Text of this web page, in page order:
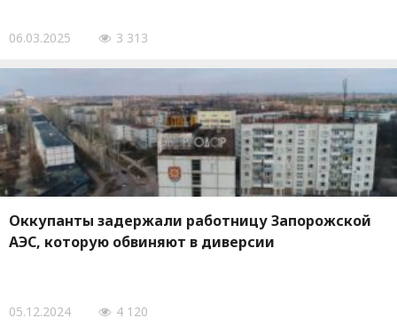
06.03.2025 3 313
Оккупанты задержали работницу Запорожской
АЭС, которую обвиняют в диверсии
05.12.2024 4 120